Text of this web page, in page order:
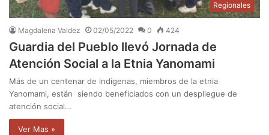
Regionales
Magdalena Valdez 02/05/2022 0 424
Guardia del Pueblo llevó Jornada de
Atención Social a la Etnia Yanomami
Más de un centenar de indígenas, miembros de la etnia
Yanomami, están siendo beneficiados con un despliegue de
atención social…
Ver Mas »